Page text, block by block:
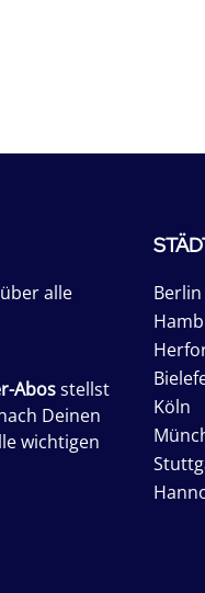
alle
Abosstellst
Deinen
wichtigen
Berlin
Köln